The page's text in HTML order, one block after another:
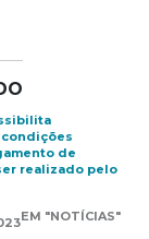
de
realizado pelo
EM "NOTÍCIAS"